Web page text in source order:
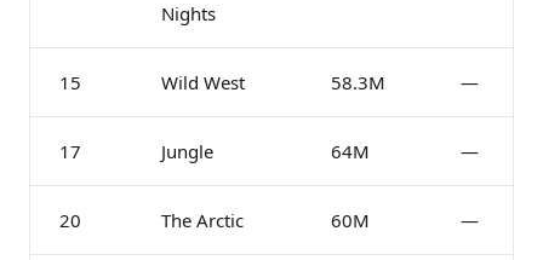
Nights
15 Wild West 58.3M —
17 Jungle 64M —
20 The Arctic 60M —